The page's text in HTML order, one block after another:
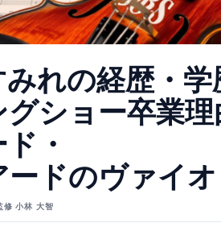
れの経歴・
ショー卒業
・
ードのヴァイ
修 小林 大智